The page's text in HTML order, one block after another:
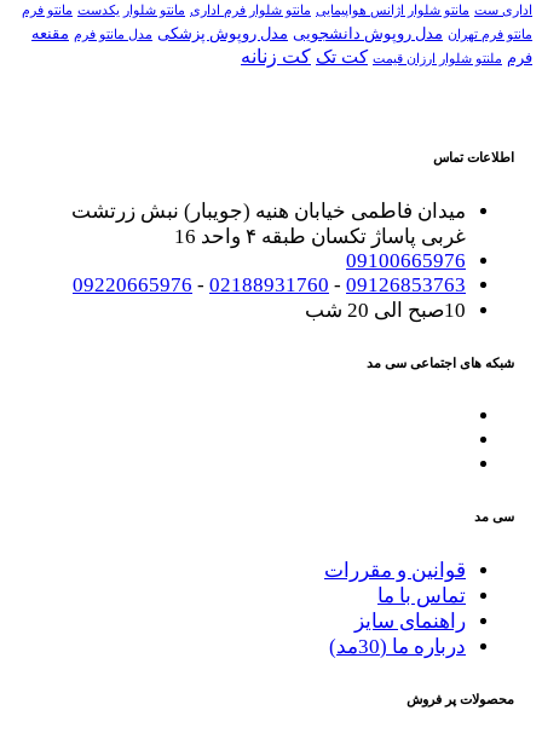
اداری ست مانتو شلوار اژانس هواپیمایی مانتو شلوار فرم اداری مانتو شلوار یکدست مانتو فرم
مانتو فرم تهران مدل روپوش دانشجویی مدل روپوش پزشکی مدل مانتو فرم مقنعه
فرم ملنتو شلوار ارزان قیمت کت تک کت زنانه
اطلاعات تماس
میدان فاطمی خیابان هنیه (جویبار) نبش زرتشت
غربی پاساژ تکسان طبقه ۴ واحد 16
09100665976
09126853763
-
02188931760
-
09220665976
10صبح الی 20 شب
شبکه های اجتماعی سی مد
سی مد
قوانین و مقررات
تماس با ما
راهنمای سایز
درباره ما (30مد)
محصولات پر فروش